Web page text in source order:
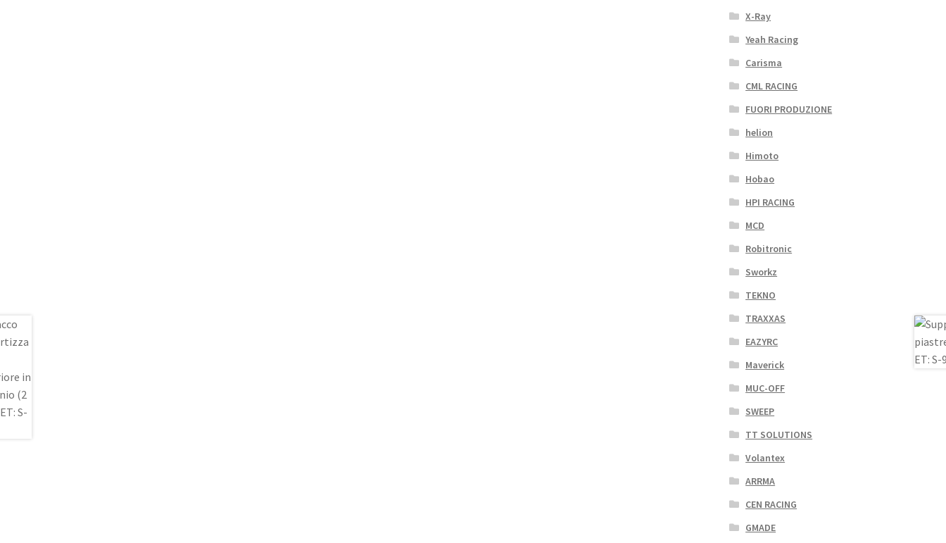
X-Ray
Yeah Racing
Carisma
CML RACING
FUORI PRODUZIONE
helion
Himoto
Hobao
HPI RACING
MCD
Robitronic
Sworkz
TEKNO
TRAXXAS
EAZYRC
Maverick
MUC-OFF
SWEEP
TT SOLUTIONS
Volantex
ARRMA
CEN RACING
GMADE